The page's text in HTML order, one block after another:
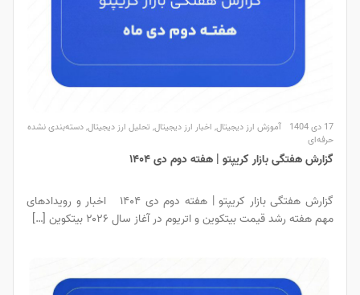
17 دی 1404 آموزش ارز دیجیتال, اخبار ارز دیجیتال, تحلیل ارز دیجیتال,دسته‌بندی نشده
حرفه‌ای
گزارش هفتگی بازار کریپتو | هفته دوم دی ۱۴۰۴
گزارش هفتگی بازار کریپتو | هفته دوم دی ۱۴۰۴ اخبار و رویدادهای
مهم هفته رشد قیمت بیتکوین و اتریوم در آغاز سال ۲۰۲۶ بیتکوین […]